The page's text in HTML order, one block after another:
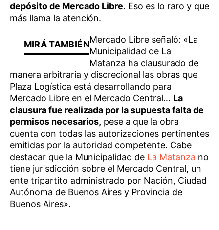
depósito de Mercado Libre. Eso es lo raro y que
más llama la atención.
Mercado Libre señaló: «La
Municipalidad de La
Matanza ha clausurado de
manera arbitraria y discrecional las obras que
Plaza Logística está desarrollando para
Mercado Libre en el Mercado Central… La
clausura fue realizada por la supuesta falta de
permisos necesarios, pese a que la obra
cuenta con todas las autorizaciones pertinentes
emitidas por la autoridad competente. Cabe
destacar que la Municipalidad de La Matanza no
tiene jurisdicción sobre el Mercado Central, un
ente tripartito administrado por Nación, Ciudad
Autónoma de Buenos Aires y Provincia de
Buenos Aires».